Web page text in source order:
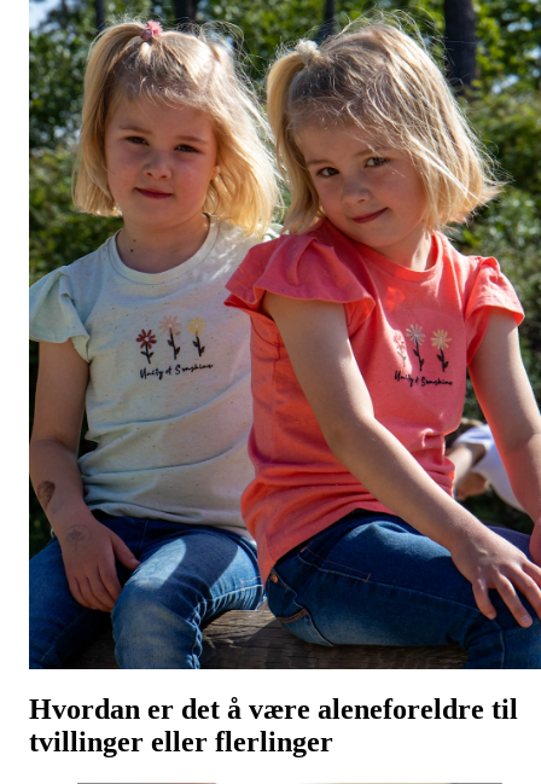
Hvordan er det å være aleneforeldre til
tvillinger eller flerlinger